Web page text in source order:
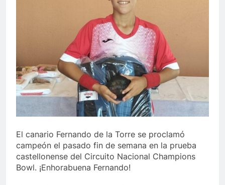
El canario Fernando de la Torre se proclamó
campeón el pasado fin de semana en la prueba
castellonense del Circuito Nacional Champions
Bowl. ¡Enhorabuena Fernando!